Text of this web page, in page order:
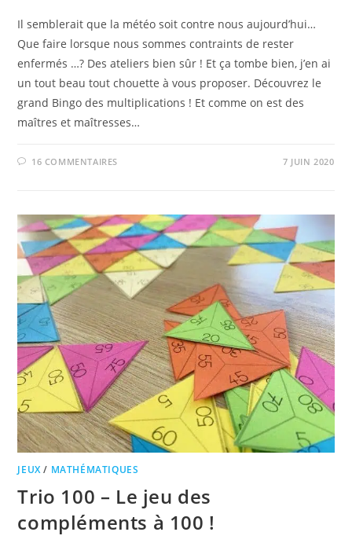
Il semblerait que la météo soit contre nous aujourd’hui…
Que faire lorsque nous sommes contraints de rester
enfermés …? Des ateliers bien sûr ! Et ça tombe bien, j’en ai
un tout beau tout chouette à vous proposer. Découvrez le
grand Bingo des multiplications ! Et comme on est des
maîtres et maîtresses…
16 COMMENTAIRES 7 JUIN 2020
JEUX/ MATHÉMATIQUES
Trio 100 – Le jeu des
compléments à 100 !